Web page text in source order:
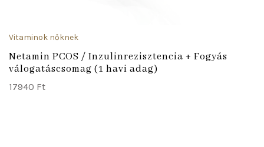
Vitaminok nőknek
Netamin PCOS / Inzulinrezisztencia + Fogyás
válogatáscsomag (1 havi adag)
17940 Ft